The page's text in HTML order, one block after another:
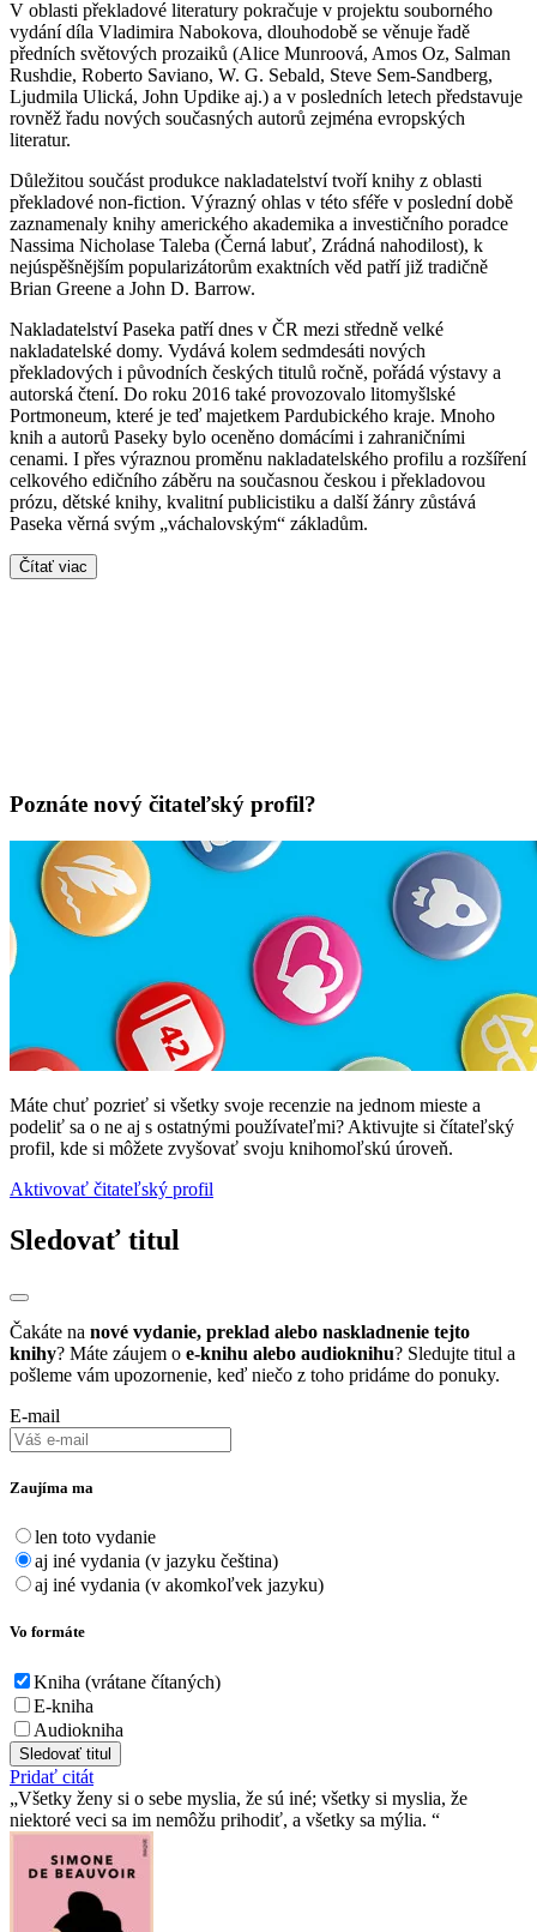
V oblasti překladové literatury pokračuje v projektu souborného
vydání díla Vladimira Nabokova, dlouhodobě se věnuje řadě
předních světových prozaiků (Alice Munroová, Amos Oz, Salman
Rushdie, Roberto Saviano, W. G. Sebald, Steve Sem-Sandberg,
Ljudmila Ulická, John Updike aj.) a v posledních letech představuje
rovněž řadu nových současných autorů zejména evropských
literatur.
Důležitou součást produkce nakladatelství tvoří knihy z oblasti
překladové non-fiction. Výrazný ohlas v této sféře v poslední době
zaznamenaly knihy amerického akademika a investičního poradce
Nassima Nicholase Taleba (Černá labuť, Zrádná nahodilost), k
nejúspěšnějším popularizátorům exaktních věd patří již tradičně
Brian Greene a John D. Barrow.
Nakladatelství Paseka patří dnes v ČR mezi středně velké
nakladatelské domy. Vydává kolem sedmdesáti nových
překladových i původních českých titulů ročně, pořádá výstavy a
autorská čtení. Do roku 2016 také provozovalo litomyšlské
Portmoneum, které je teď majetkem Pardubického kraje. Mnoho
knih a autorů Paseky bylo oceněno domácími i zahraničními
cenami. I přes výraznou proměnu nakladatelského profilu a rozšíření
celkového edičního záběru na současnou českou i překladovou
prózu, dětské knihy, kvalitní publicistiku a další žánry zůstává
Paseka věrná svým „váchalovským“ základům.
Čítať viac
Poznáte nový čitateľský profil?
Máte chuť pozrieť si všetky svoje recenzie na jednom mieste a
podeliť sa o ne aj s ostatnými používateľmi? Aktivujte si čítateľský
profil, kde si môžete zvyšovať svoju knihomoľskú úroveň.
Aktivovať čitateľský profil
Sledovať titul
Čakáte na nové vydanie, preklad alebo naskladnenie tejto
knihy? Máte záujem o e-knihu alebo audioknihu? Sledujte titul a
pošleme vám upozornenie, keď niečo z toho pridáme do ponuky.
E-mail
Zaujíma ma
len toto vydanie
aj iné vydania (v jazyku čeština)
aj iné vydania (v akomkoľvek jazyku)
Vo formáte
Kniha (vrátane čítaných)
E-kniha
Audiokniha
Sledovať titul
Pridať citát
Všetky ženy si o sebe myslia, že sú iné; všetky si myslia, že
niektoré veci sa im nemôžu prihodiť, a všetky sa mýlia.